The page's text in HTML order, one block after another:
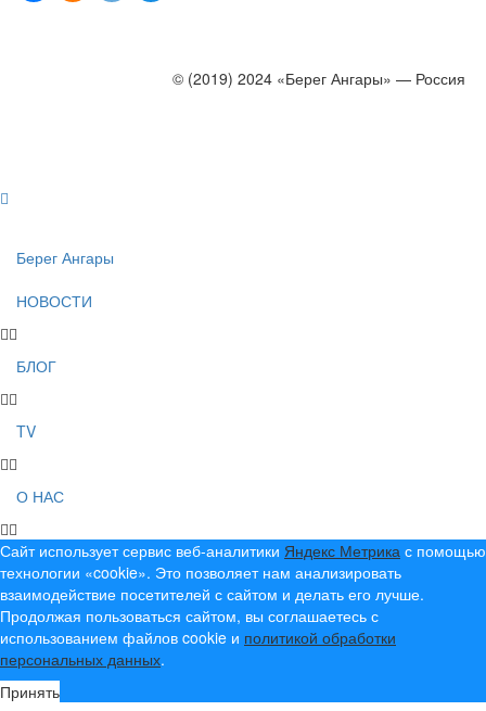
© (2019) 2024 «Берег Ангары» — Россия
Берег Ангары
НОВОСТИ
БЛОГ
TV
О НАС
Сайт использует сервис веб-аналитики Яндекс Метрика с помощью
технологии «cookie». Это позволяет нам анализировать
взаимодействие посетителей с сайтом и делать его лучше.
Продолжая пользоваться сайтом, вы соглашаетесь с
использованием файлов cookie и политикой обработки
персональных данных.
Принять